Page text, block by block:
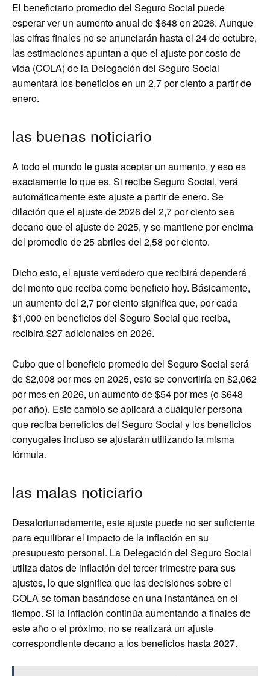
El beneficiario promedio del Seguro Social puede
esperar ver un aumento anual de $648 en 2026. Aunque
las cifras finales no se anunciarán hasta el 24 de octubre,
las estimaciones apuntan a que el ajuste por costo de
vida (COLA) de la Delegación del Seguro Social
aumentará los beneficios en un 2,7 por ciento a partir de
enero.
las buenas noticiario
A todo el mundo le gusta aceptar un aumento, y eso es
exactamente lo que es. Si recibe Seguro Social, verá
automáticamente este ajuste a partir de enero. Se
dilación que el ajuste de 2026 del 2,7 por ciento sea
decano que el ajuste de 2025, y se mantiene por encima
del promedio de 25 abriles del 2,58 por ciento.
Dicho esto, el ajuste verdadero que recibirá dependerá
del monto que reciba como beneficio hoy. Básicamente,
un aumento del 2,7 por ciento significa que, por cada
$1,000 en beneficios del Seguro Social que reciba,
recibirá $27 adicionales en 2026.
Cubo que el beneficio promedio del Seguro Social será
de $2,008 por mes en 2025, esto se convertiría en $2,062
por mes en 2026, un aumento de $54 por mes (o $648
por año). Este cambio se aplicará a cualquier persona
que reciba beneficios del Seguro Social y los beneficios
conyugales incluso se ajustarán utilizando la misma
fórmula.
las malas noticiario
Desafortunadamente, este ajuste puede no ser suficiente
para equilibrar el impacto de la inflación en su
presupuesto personal. La Delegación del Seguro Social
utiliza datos de inflación del tercer trimestre para sus
ajustes, lo que significa que las decisiones sobre el
COLA se toman basándose en una instantánea en el
tiempo. Si la inflación continúa aumentando a finales de
este año o el próximo, no se realizará un ajuste
correspondiente decano a los beneficios hasta 2027.